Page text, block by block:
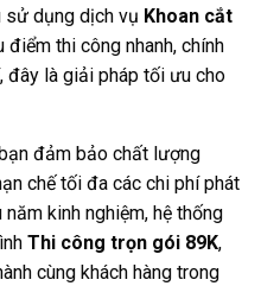
sử dụng dịch vụ Khoan cắt
điểm thi công nhanh, chính
đây là giải pháp tối ưu cho
đảm bảo chất lượng
chế tối đa các chi phí phát
kinh nghiệm, hệ thống
Thi công trọn gói 89K,
cùng khách hàng trong